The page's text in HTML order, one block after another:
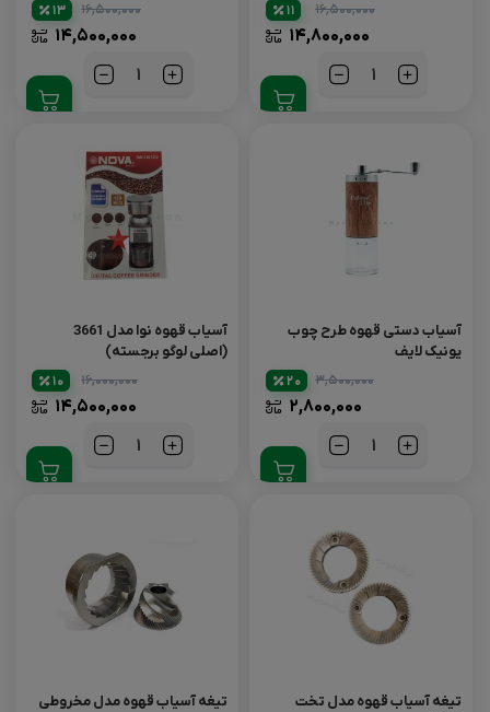
۱۶,۵۰۰,۰۰۰
۱۴,۸۰۰,۰۰۰
11
تعداد
۱۶,۵۰۰,۰۰۰
۱۴,۵۰۰,۰۰۰
13
تعداد
آسیاب دستی قهوه طرح چوب
یونیک‌ لایف
۳,۵۰۰,۰۰۰
۲,۸۰۰,۰۰۰
20
تعداد
آسیاب قهوه نوا مدل 3661
(اصلی لوگو برجسته)
۱۶,۰۰۰,۰۰۰
۱۴,۵۰۰,۰۰۰
10
تعداد
تیغه آسیاب قهوه مدل تخت
تیغه آسیاب قهوه مدل مخروطی